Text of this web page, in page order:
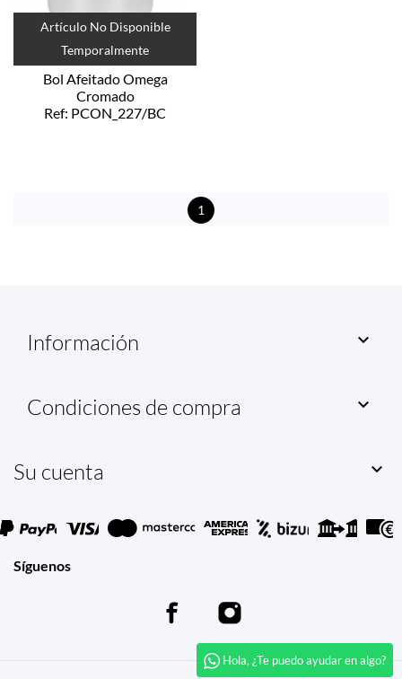
Hola, ¿Te puedo ayudar en algo?
Artículo No Disponible
Temporalmente
Bol Afeitado Omega
Cromado
Ref: PCON_227/BC
1
Información 
Condiciones de compra 
Su cuenta 
Síguenos